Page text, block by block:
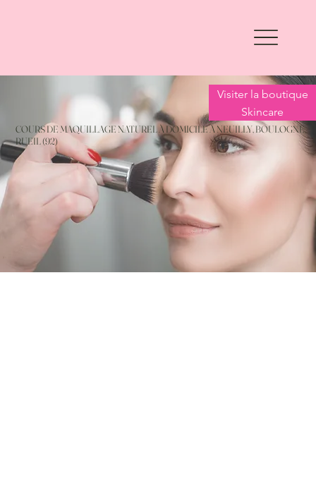
COURS DE MAQUILLAGE NATUREL À DOMICILE À NEUILLY, BOULOGNE,
RUEIL (92)
Visiter la boutique
Skincare